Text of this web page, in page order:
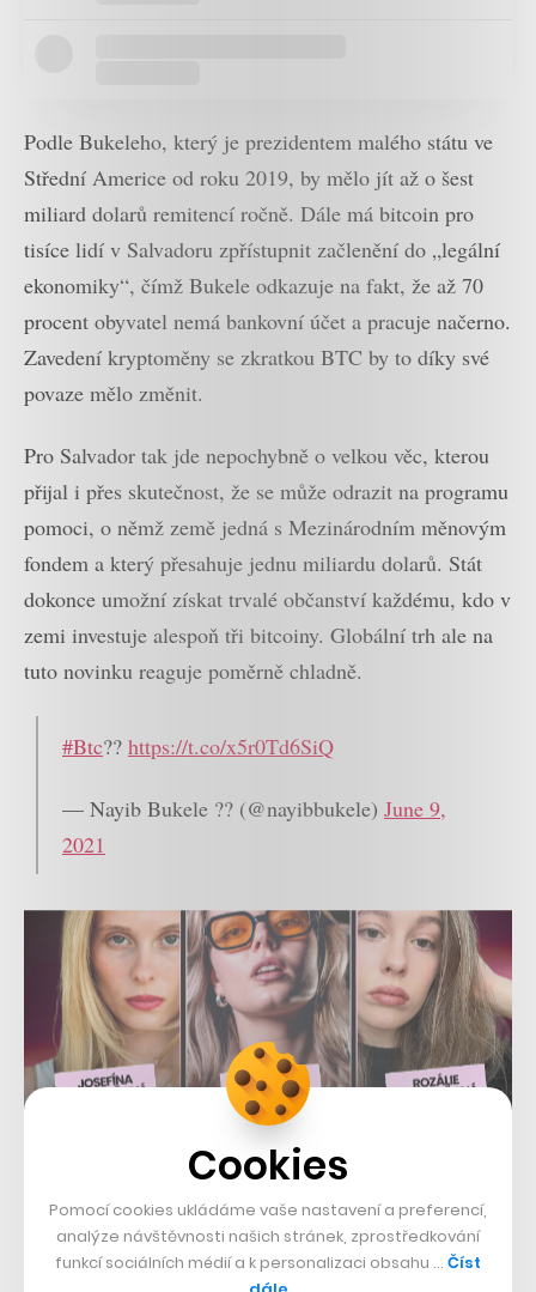
Podle Bukeleho, který je prezidentem malého státu ve
Střední Americe od roku 2019, by mělo jít až o šest
miliard dolarů remitencí ročně. Dále má bitcoin pro
tisíce lidí v Salvadoru zpřístupnit začlenění do „legální
ekonomiky“, čímž Bukele odkazuje na fakt, že až 70
procent obyvatel nemá bankovní účet a pracuje načerno.
Zavedení kryptoměny se zkratkou BTC by to díky své
povaze mělo změnit.
Pro Salvador tak jde nepochybně o velkou věc, kterou
přijal i přes skutečnost, že se může odrazit na programu
pomoci, o němž země jedná s Mezinárodním měnovým
fondem a který přesahuje jednu miliardu dolarů. Stát
dokonce umožní získat trvalé občanství každému, kdo v
zemi investuje alespoň tři bitcoiny. Globální trh ale na
tuto novinku reaguje poměrně chladně.
#Btc?? https://t.co/x5r0Td6SiQ
— Nayib Bukele ?? (@nayibbukele) June 9,
2021
Cookies
Pomocí cookies ukládáme vaše nastavení a preferencí,
analýze návštěvnosti našich stránek, zprostředkování
funkcí sociálních médií a k personalizaci obsahu … Číst